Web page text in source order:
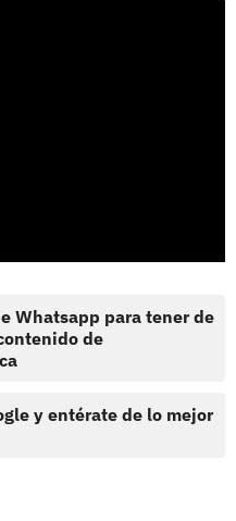
Whatsapp para tener de
de
y entérate de lo mejor